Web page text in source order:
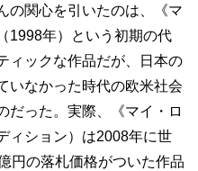
の関心を引いたのは、《マ
1998年）という初期の代
ィックな作品だが、日本の
いなかった時代の欧米社会
だった。実際、《マイ・ロ
ィション）は2008年に世
円の落札価格がついた作品